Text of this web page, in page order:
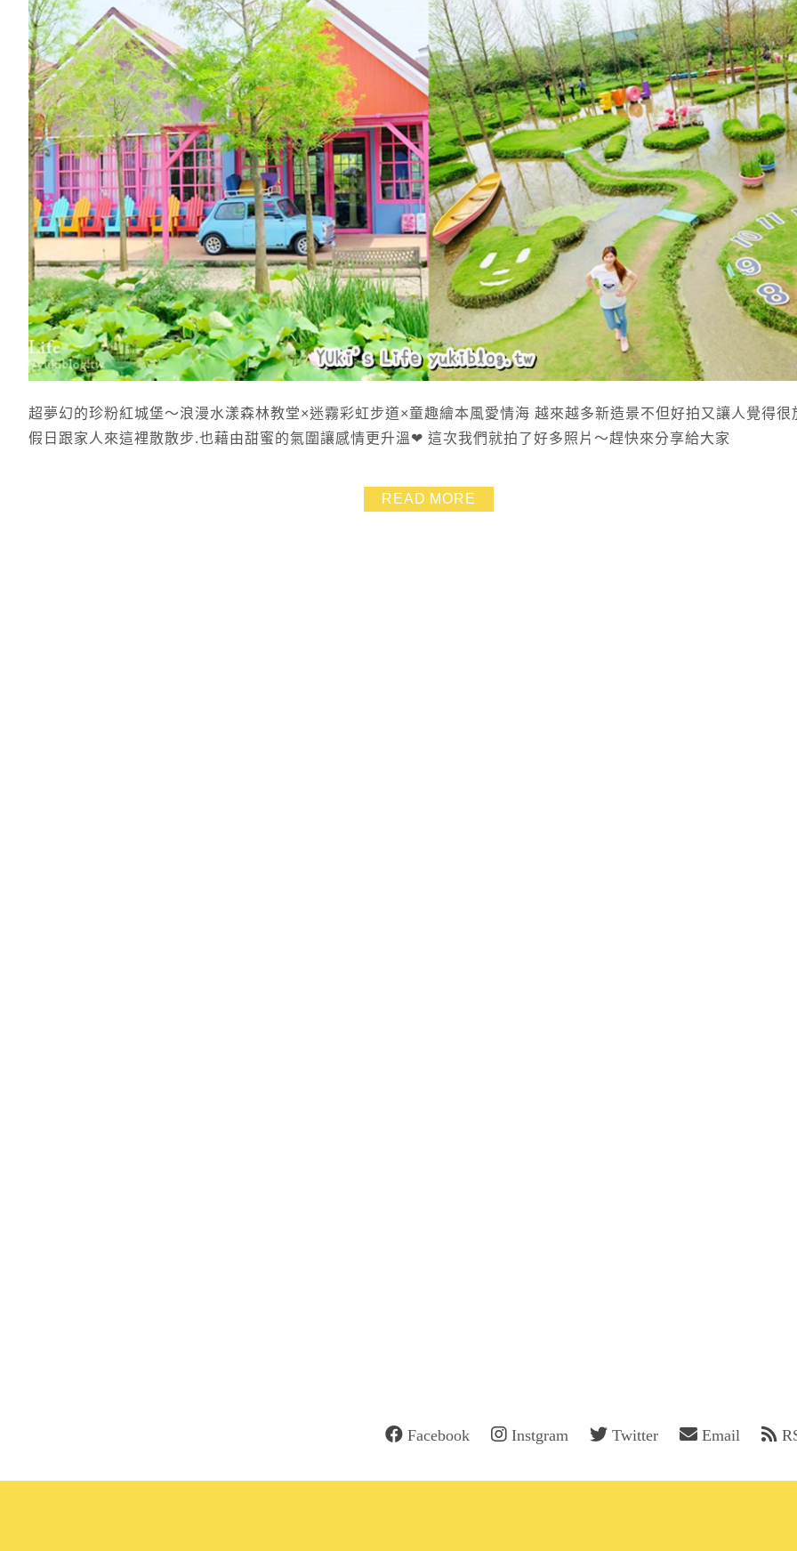
超夢幻的珍粉紅城堡～浪漫水漾森林教堂×迷霧彩虹步道×童趣繪本風愛情海 越來越多新造景不但好拍又讓人覺得很
假日跟家人來這裡散散步.也藉由甜蜜的氣圍讓感情更升溫❤ 這次我們就拍了好多照片～趕快來分享給大家
READ MORE
Facebook Instgram Twitter Email